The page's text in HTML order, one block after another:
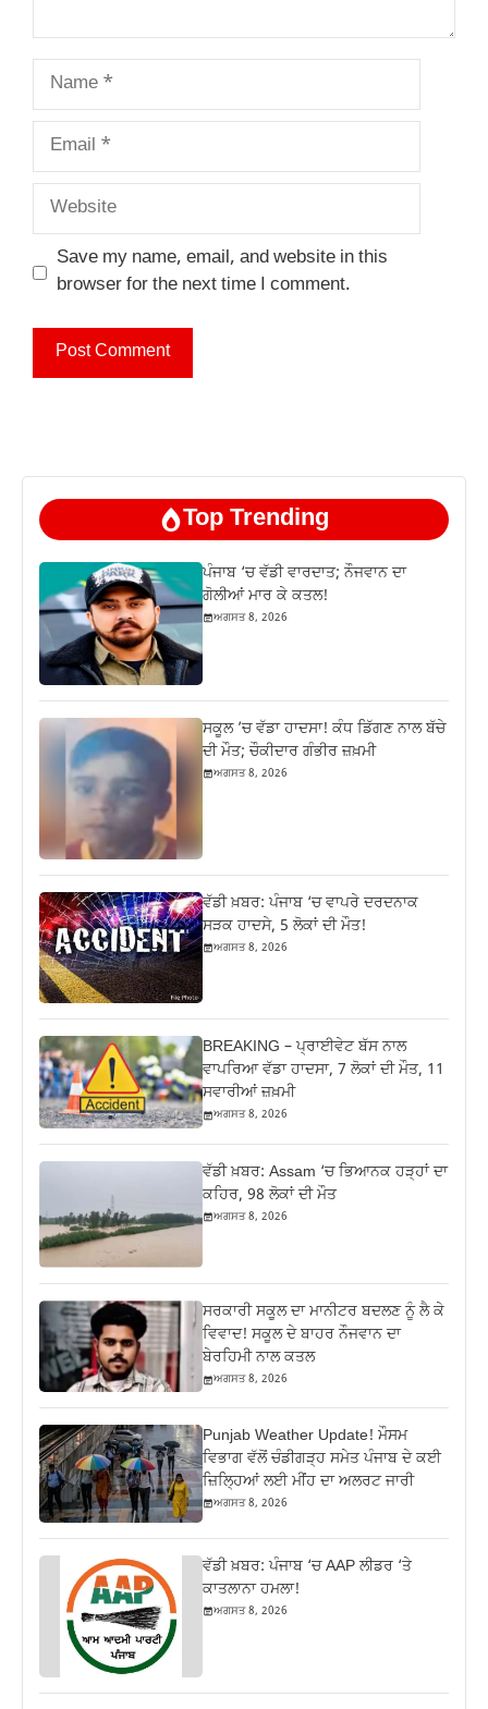
Name
Email
Website
Save my name, email, and website in this
browser for the next time I comment.
Top Trending
ਪੰਜਾਬ ‘ਚ ਵੱਡੀ ਵਾਰਦਾਤ; ਨੌਜਵਾਨ ਦਾ
ਗੋਲੀਆਂ ਮਾਰ ਕੇ ਕਤਲ!
ਅਗਸਤ 8, 2026
ਸਕੂਲ ’ਚ ਵੱਡਾ ਹਾਦਸਾ! ਕੰਧ ਡਿੱਗਣ ਨਾਲ ਬੱਚੇ
ਦੀ ਮੌਤ; ਚੌਕੀਦਾਰ ਗੰਭੀਰ ਜ਼ਖ਼ਮੀ
ਅਗਸਤ 8, 2026
ਵੱਡੀ ਖ਼ਬਰ: ਪੰਜਾਬ ‘ਚ ਵਾਪਰੇ ਦਰਦਨਾਕ
ਸੜਕ ਹਾਦਸੇ, 5 ਲੋਕਾਂ ਦੀ ਮੌਤ!
ਅਗਸਤ 8, 2026
BREAKING – ਪ੍ਰਾਈਵੇਟ ਬੱਸ ਨਾਲ
ਵਾਪਰਿਆ ਵੱਡਾ ਹਾਦਸਾ, 7 ਲੋਕਾਂ ਦੀ ਮੌਤ, 11
ਸਵਾਰੀਆਂ ਜ਼ਖ਼ਮੀ
ਅਗਸਤ 8, 2026
ਵੱਡੀ ਖ਼ਬਰ: Assam ‘ਚ ਭਿਆਨਕ ਹੜ੍ਹਾਂ ਦਾ
ਕਹਿਰ, 98 ਲੋਕਾਂ ਦੀ ਮੌਤ
ਅਗਸਤ 8, 2026
ਸਰਕਾਰੀ ਸਕੂਲ ਦਾ ਮਾਨੀਟਰ ਬਦਲਣ ਨੂੰ ਲੈ ਕੇ
ਵਿਵਾਦ! ਸਕੂਲ ਦੇ ਬਾਹਰ ਨੌਜਵਾਨ ਦਾ
ਬੇਰਹਿਮੀ ਨਾਲ ਕਤਲ
ਅਗਸਤ 8, 2026
Punjab Weather Update! ਮੌਸਮ
ਵਿਭਾਗ ਵੱਲੋਂ ਚੰਡੀਗੜ੍ਹ ਸਮੇਤ ਪੰਜਾਬ ਦੇ ਕਈ
ਜ਼ਿਲ੍ਹਿਆਂ ਲਈ ਮੀਂਹ ਦਾ ਅਲਰਟ ਜਾਰੀ
ਅਗਸਤ 8, 2026
ਵੱਡੀ ਖ਼ਬਰ: ਪੰਜਾਬ ‘ਚ AAP ਲੀਡਰ ‘ਤੇ
ਕਾਤਲਾਨਾ ਹਮਲਾ!
ਅਗਸਤ 8, 2026